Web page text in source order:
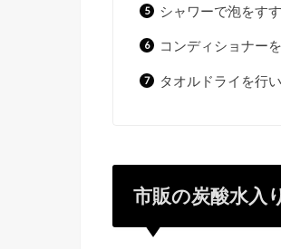
シャワーで泡をすす
コンディショナー
タオルドライを行
市販の炭酸水入